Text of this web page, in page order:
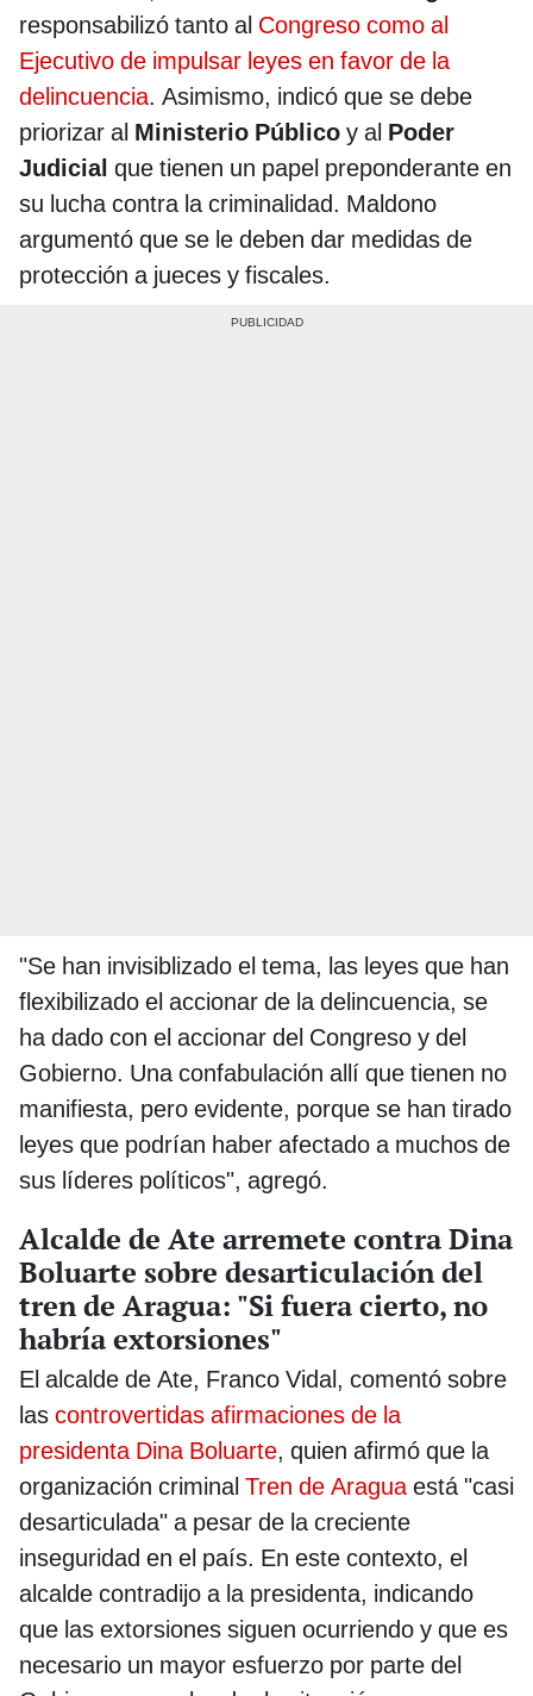
responsabilizó tanto al Congreso como al
Ejecutivo de impulsar leyes en favor de la
delincuencia. Asimismo, indicó que se debe
priorizar al Ministerio Público y al Poder
Judicial que tienen un papel preponderante en
su lucha contra la criminalidad. Maldono
argumentó que se le deben dar medidas de
protección a jueces y fiscales.
"Se han invisiblizado el tema, las leyes que han
flexibilizado el accionar de la delincuencia, se
ha dado con el accionar del Congreso y del
Gobierno. Una confabulación allí que tienen no
manifiesta, pero evidente, porque se han tirado
leyes que podrían haber afectado a muchos de
sus líderes políticos", agregó.
Alcalde de Ate arremete contra Dina
Boluarte sobre desarticulación del
tren de Aragua: "Si fuera cierto, no
habría extorsiones"
El alcalde de Ate, Franco Vidal, comentó sobre
las controvertidas afirmaciones de la
presidenta Dina Boluarte, quien afirmó que la
organización criminal Tren de Araguaestá "casi
desarticulada" a pesar de la creciente
inseguridad en el país. En este contexto, el
alcalde contradijo a la presidenta, indicando
que las extorsiones siguen ocurriendo y que es
necesario un mayor esfuerzo por parte del